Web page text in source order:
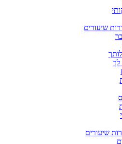
שיעורים
שיעורים